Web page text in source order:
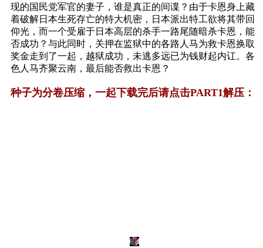
现的国民党军官的妻子，谁是真正的间谍？由于卡恩身上藏
着破解日本生死存亡的特大机密，日本派出特工欲将其带回
仰光，而一个受雇于日本高层的杀手一路尾随暗杀卡恩，能
否成功？与此同时，关押在监狱中的各路人马为救卡恩换取
奖金走到了一起，越狱成功，未逃多远已为钱财起内讧。各
色人马齐聚云南，最后能否救出卡恩？
种子为分卷压缩，一起下载完后请点击PART1解压：